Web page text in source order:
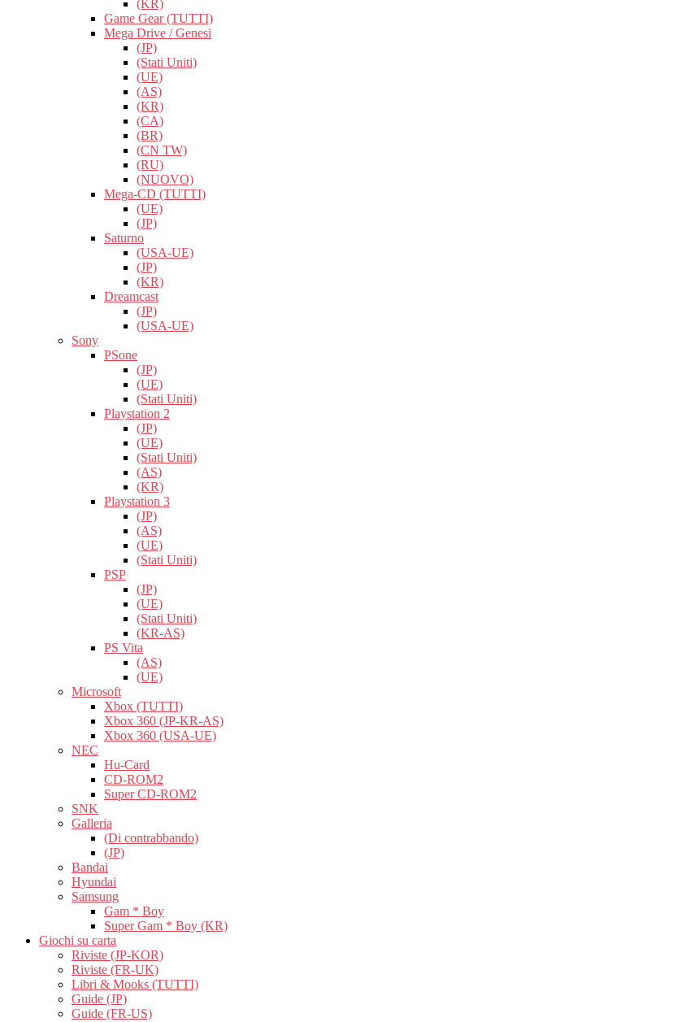
(KR)
Game Gear (TUTTI)
Mega Drive / Genesi
(JP)
(Stati Uniti)
(UE)
(AS)
(KR)
(CA)
(BR)
(CN TW)
(RU)
(NUOVO)
Mega-CD (TUTTI)
(UE)
(JP)
Saturno
(USA-UE)
(JP)
(KR)
Dreamcast
(JP)
(USA-UE)
Sony
PSone
(JP)
(UE)
(Stati Uniti)
Playstation 2
(JP)
(UE)
(Stati Uniti)
(AS)
(KR)
Playstation 3
(JP)
(AS)
(UE)
(Stati Uniti)
PSP
(JP)
(UE)
(Stati Uniti)
(KR-AS)
PS Vita
(AS)
(UE)
Microsoft
Xbox (TUTTI)
Xbox 360 (JP-KR-AS)
Xbox 360 (USA-UE)
NEC
Hu-Card
CD-ROM2
Super CD-ROM2
SNK
Galleria
(Di contrabbando)
(JP)
Bandai
Hyundai
Samsung
Gam * Boy
Super Gam * Boy (KR)
Giochi su carta
Riviste (JP-KOR)
Riviste (FR-UK)
Libri & Mooks (TUTTI)
Guide (JP)
Guide (FR-US)